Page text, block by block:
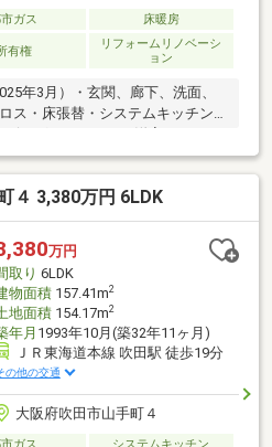
ガス 床暖房
有権
リフォームリノベーシ
ョン
年3月）・玄関、廊下、洗面、
ス・床張替・システムキッチン・
：１２６．９７㎡ ■延床面積：
線『江坂』駅 徒歩１２分 阪
～２沿線利用可能！通勤・通学
４ 3,380万円 6LDK
万円
取り 6LDK
物面積157.41m2
地面積154.17m2
年月1993年10月(築32年11ヶ月)
ＪＲ東海道本線 吹田駅 徒歩19分
の他の交通
大阪府吹田市山手町４
ガス
システムキッチン